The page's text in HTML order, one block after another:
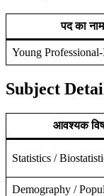
पद का नाम
Young
Subject
आवश्यक
Statistics /
Demography /